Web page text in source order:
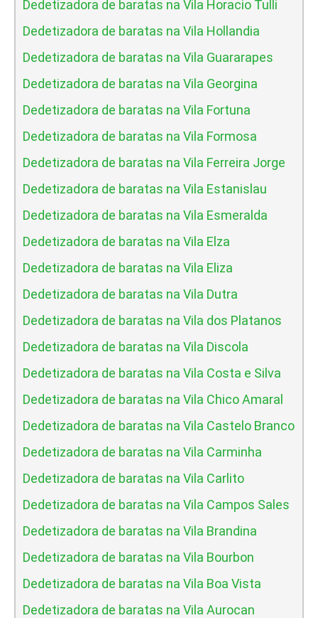
Dedetizadora de baratas na Vila Horacio Tulli
Dedetizadora de baratas na Vila Hollandia
Dedetizadora de baratas na Vila Guararapes
Dedetizadora de baratas na Vila Georgina
Dedetizadora de baratas na Vila Fortuna
Dedetizadora de baratas na Vila Formosa
Dedetizadora de baratas na Vila Ferreira Jorge
Dedetizadora de baratas na Vila Estanislau
Dedetizadora de baratas na Vila Esmeralda
Dedetizadora de baratas na Vila Elza
Dedetizadora de baratas na Vila Eliza
Dedetizadora de baratas na Vila Dutra
Dedetizadora de baratas na Vila dos Platanos
Dedetizadora de baratas na Vila Discola
Dedetizadora de baratas na Vila Costa e Silva
Dedetizadora de baratas na Vila Chico Amaral
Dedetizadora de baratas na Vila Castelo Branco
Dedetizadora de baratas na Vila Carminha
Dedetizadora de baratas na Vila Carlito
Dedetizadora de baratas na Vila Campos Sales
Dedetizadora de baratas na Vila Brandina
Dedetizadora de baratas na Vila Bourbon
Dedetizadora de baratas na Vila Boa Vista
Dedetizadora de baratas na Vila Aurocan